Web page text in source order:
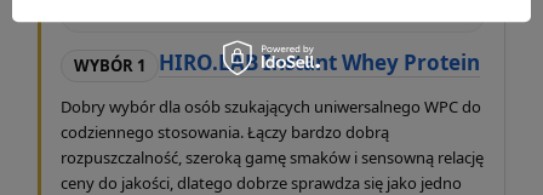
WYBÓR 1 HIRO.LAB Instant Whey Protein
Dobry wybór dla osób szukających uniwersalnego WPC do
codziennego stosowania. Łączy bardzo dobrą
rozpuszczalność, szeroką gamę smaków i sensowną relację
ceny do jakości, dlatego dobrze sprawdza się jako jedno